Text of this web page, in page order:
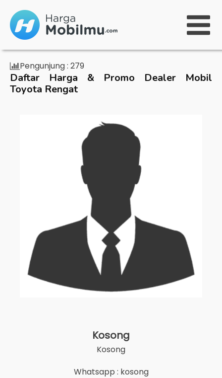
Pengunjung : 279
Daftar Harga & Promo Dealer Mobil
Toyota Rengat
Kosong
Kosong
Whatsapp : kosong